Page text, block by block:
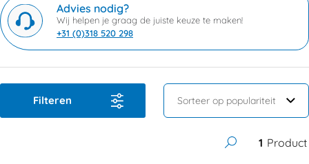
Advies nodig?
Wij helpen je graag de juiste keuze te maken!
+31 (0)318 520 298
Filteren
1 Product